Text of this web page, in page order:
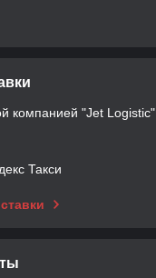
компанией "Jet Logistic"
Такси